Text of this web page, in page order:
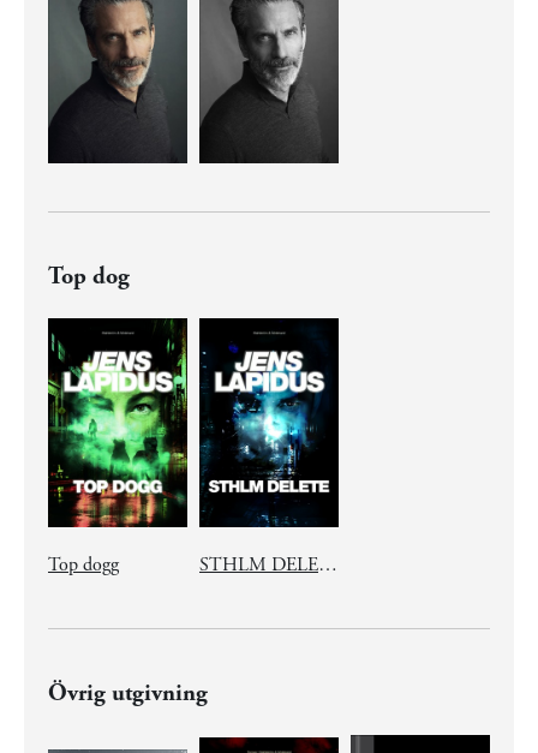
Top dog
Top dogg STHLM DELETE
Övrig utgivning